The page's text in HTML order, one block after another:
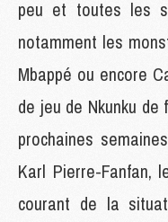
peu et toutes les
notamment les
Mbappé ou encore
de jeu de Nkunku
prochaines
Karl Pierre-Fanfan,
courant de la